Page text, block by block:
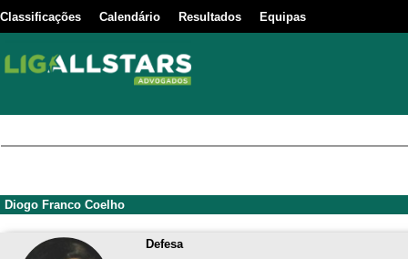
Classificações Calendário Resultados Equipas
Diogo Franco Coelho
Defesa